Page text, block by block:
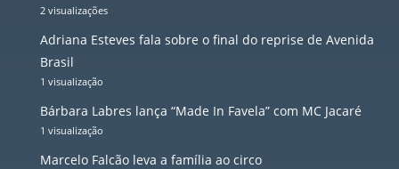
2 visualizações
Adriana Esteves fala sobre o final do reprise de Avenida
Brasil
1 visualização
Bárbara Labres lança “Made In Favela” com MC Jacaré
1 visualização
Marcelo Falcão leva a família ao circo